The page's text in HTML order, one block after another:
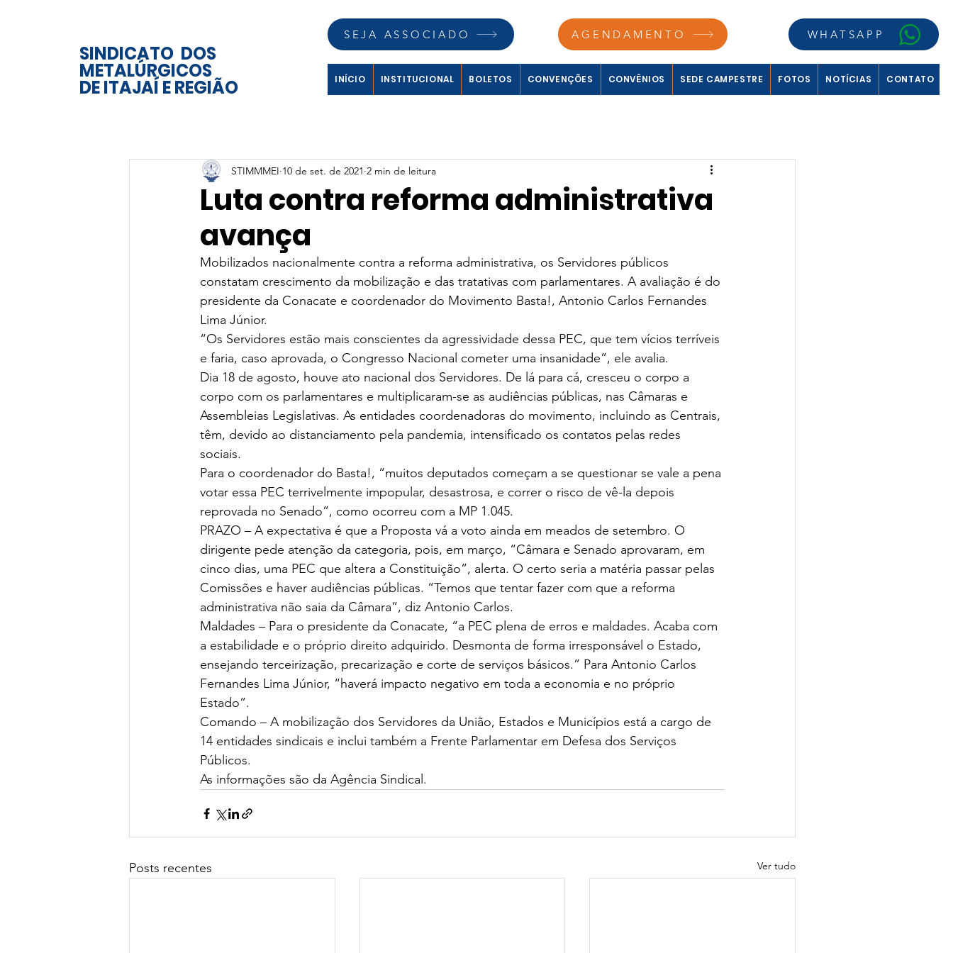
SINDICATO DOS
METALÚRGICOS
DE ITAJAÍ E REGIÃO
SEJA ASSOCIADO AGENDAMENTO WHATSAPP
INÍCIO INSTITUCIONAL BOLETOS CONVENÇÕES CONVÊNIOS SEDE CAMPESTRE FOTOS NOTÍCIAS CONTATO
Luta contra reforma administrativa
avança
STIMMMEI 10 de set. de 2021 2 min de leitura
Mobilizados nacionalmente contra a reforma administrativa, os Servidores públicos
constatam crescimento da mobilização e das tratativas com parlamentares. A avaliação é do
presidente da Conacate e coordenador do Movimento Basta!, Antonio Carlos Fernandes
Lima Júnior.
“Os Servidores estão mais conscientes da agressividade dessa PEC, que tem vícios terríveis
e faria, caso aprovada, o Congresso Nacional cometer uma insanidade”, ele avalia.
Dia 18 de agosto, houve ato nacional dos Servidores. De lá para cá, cresceu o corpo a
corpo com os parlamentares e multiplicaram-se as audiências públicas, nas Câmaras e
Assembleias Legislativas. As entidades coordenadoras do movimento, incluindo as Centrais,
têm, devido ao distanciamento pela pandemia, intensificado os contatos pelas redes
sociais.
Para o coordenador do Basta!, “muitos deputados começam a se questionar se vale a pena
votar essa PEC terrivelmente impopular, desastrosa, e correr o risco de vê-la depois
reprovada no Senado”, como ocorreu com a MP 1.045.
PRAZO – A expectativa é que a Proposta vá a voto ainda em meados de setembro. O
dirigente pede atenção da categoria, pois, em março, “Câmara e Senado aprovaram, em
cinco dias, uma PEC que altera a Constituição”, alerta. O certo seria a matéria passar pelas
Comissões e haver audiências públicas. “Temos que tentar fazer com que a reforma
administrativa não saia da Câmara”, diz Antonio Carlos.
Maldades – Para o presidente da Conacate, “a PEC plena de erros e maldades. Acaba com
a estabilidade e o próprio direito adquirido. Desmonta de forma irresponsável o Estado,
ensejando terceirização, precarização e corte de serviços básicos.” Para Antonio Carlos
Fernandes Lima Júnior, “haverá impacto negativo em toda a economia e no próprio
Estado”.
Comando – A mobilização dos Servidores da União, Estados e Municípios está a cargo de
14 entidades sindicais e inclui também a Frente Parlamentar em Defesa dos Serviços
Públicos.
As informações são da Agência Sindical.
Posts recentes Ver tudo